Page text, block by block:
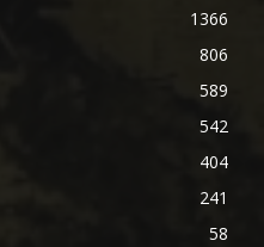
1366
806
589
542
404
241
58